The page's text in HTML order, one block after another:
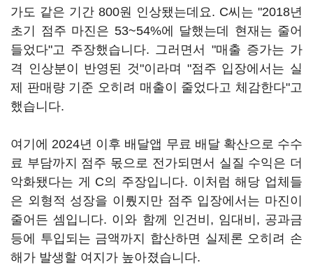
가도 같은 기간 800원 인상됐는데요. C씨는 "2018년
초기 점주 마진은 53~54%에 달했는데 현재는 줄어
들었다"고 주장했습니다. 그러면서 "매출 증가는 가
격 인상분이 반영된 것"이라며 "점주 입장에서는 실
제 판매량 기준 오히려 매출이 줄었다고 체감한다"고
했습니다.
여기에 2024년 이후 배달앱 무료 배달 확산으로 수수
료 부담까지 점주 몫으로 전가되면서 실질 수익은 더
악화됐다는 게 C의 주장입니다. 이처럼 해당 업체들
은 외형적 성장을 이뤘지만 점주 입장에서는 마진이
줄어든 셈입니다. 이와 함께 인건비, 임대비, 공과금
등에 투입되는 금액까지 합산하면 실제론 오히려 손
해가 발생할 여지가 높아졌습니다.